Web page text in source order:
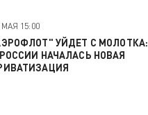
МАЯ 15:00
УЙДЕТ С МОЛОТКА:
НАЧАЛАСЬ НОВАЯ